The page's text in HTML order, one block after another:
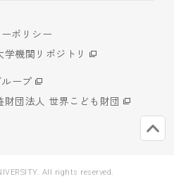
ポリシー
学機関リポジトリ
ープ
財団法人 世界こども財団
All rights reserved.